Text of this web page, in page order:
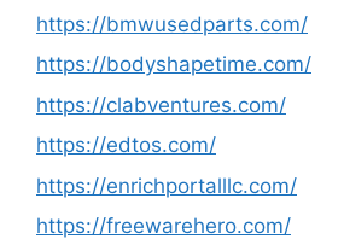
https://bmwusedparts.com/
https://bodyshapetime.com/
https://clabventures.com/
https://edtos.com/
https://enrichportalllc.com/
https://freewarehero.com/